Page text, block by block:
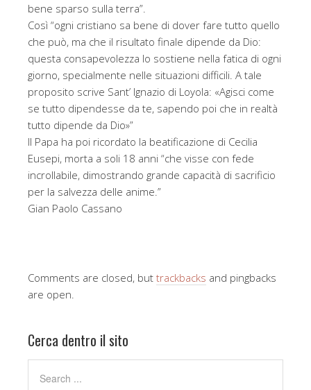
bene sparso sulla terra”.
Così “ogni cristiano sa bene di dover fare tutto quello
che può, ma che il risultato finale dipende da Dio:
questa consapevolezza lo sostiene nella fatica di ogni
giorno, specialmente nelle situazioni difficili. A tale
proposito scrive Sant’ Ignazio di Loyola: «Agisci come
se tutto dipendesse da te, sapendo poi che in realtà
tutto dipende da Dio»”
Il Papa ha poi ricordato la beatificazione di Cecilia
Eusepi, morta a soli 18 anni “che visse con fede
incrollabile, dimostrando grande capacità di sacrificio
per la salvezza delle anime.”
Gian Paolo Cassano
Comments are closed, but trackbacks and pingbacks
are open.
Cerca dentro il sito